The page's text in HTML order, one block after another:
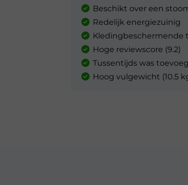
Beschikt over een
Redelijk energiezuinig
Kledingbeschermende
Hoge reviewscore (9.2)
Tussentijds was
Hoog vulgewicht (10.5